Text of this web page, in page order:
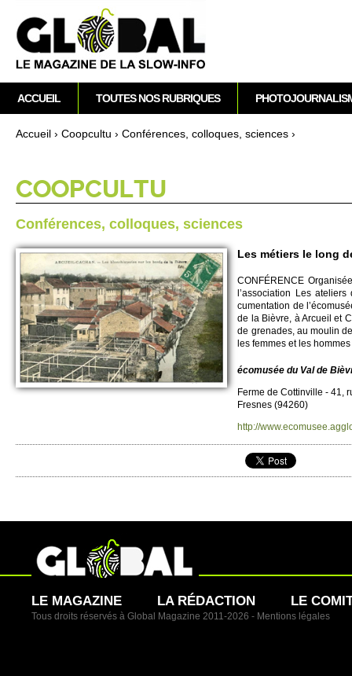
Accueil › Co­opcultu › Conférences, co­lloques, sci­ences ›
CO­OPCULTU
Conférences, co­lloques, sci­ences
Les métiers le long
CONFÉRENCE
l’asso­ci­ation Les
cumentation de
de la Bièvre, à Arcueil et
de grenades, au moulin
les fe­mmes et les
écomusée du Val de
Ferme de Cottinvi­lle - 41,
Fre­snes (94260)
http://​
M
e
n
r
i
n
i
p
a
ACCUEIL TOUTES NOS RUBRIQUES
LE MAGAZINE LA RÉDACTION LE
Tous droits réservés à Global Magazine 2011-2026 - Mentions légales